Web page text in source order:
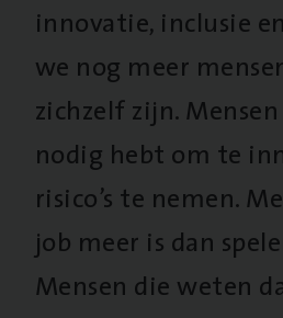
innovatie, inclusie
we nog meer
zichzelf zijn.
nodig hebt om te
risico’s te nemen.
job meer is dan
Mensen die weten